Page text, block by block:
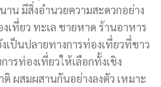
าน มีสิ่งอำนวยความสะดวกอย่าง
ที่ยว ทะเล ชายหาด ร้านอาหาร
ป็นปลายทางการท่องเที่ยวที่ชาว
รท่องเที่ยวให้เลือกทั้งเชิง
ผสมผสานกันอย่างลงตัว เหมาะ